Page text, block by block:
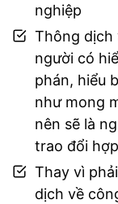
nghiệp
Thông dịch
người có
phán, hiểu
như mong
nên sẽ là
trao đổi
Thay vì
dịch về